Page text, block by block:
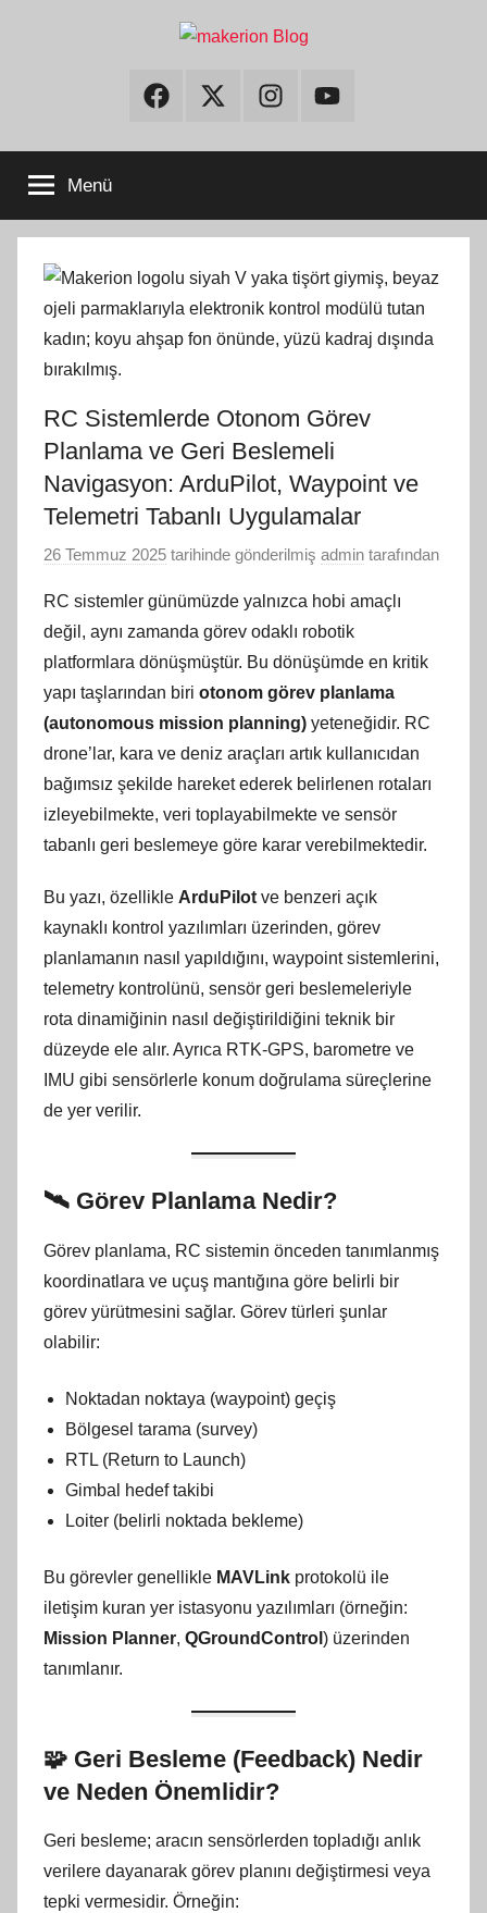
makerionFacebookTwitter InstagramYoutube
Menü
RC Sistemlerde Otonom Görev
Planlama ve Geri Beslemeli
Navigasyon: ArduPilot, Waypoint ve
Telemetri Tabanlı Uygulamalar
26 Temmuz 2025 tarihinde gönderilmiş admin tarafından
RC sistemler günümüzde yalnızca hobi amaçlı
değil, aynı zamanda görev odaklı robotik
platformlara dönüşmüştür. Bu dönüşümde en kritik
yapı taşlarından biri otonom görev planlama
(autonomous mission planning) yeteneğidir. RC
drone’lar, kara ve deniz araçları artık kullanıcıdan
bağımsız şekilde hareket ederek belirlenen rotaları
izleyebilmekte, veri toplayabilmekte ve sensör
tabanlı geri beslemeye göre karar verebilmektedir.
Bu yazı, özellikle ArduPilotve benzeri açık
kaynaklı kontrol yazılımları üzerinden, görev
planlamanın nasıl yapıldığını, waypoint sistemlerini,
telemetry kontrolünü, sensör geri beslemeleriyle
rota dinamiğinin nasıl değiştirildiğini teknik bir
düzeyde ele alır. Ayrıca RTK-GPS, barometre ve
IMU gibi sensörlerle konum doğrulama süreçlerine
de yer verilir.
🛰️ Görev Planlama Nedir?
Görev planlama, RC sistemin önceden tanımlanmış
koordinatlara ve uçuş mantığına göre belirli bir
görev yürütmesini sağlar. Görev türleri şunlar
olabilir:
Noktadan noktaya (waypoint) geçiş
Bölgesel tarama (survey)
RTL (Return to Launch)
Gimbal hedef takibi
Loiter (belirli noktada bekleme)
Bu görevler genellikle MAVLink protokolü ile
iletişim kuran yer istasyonu yazılımları (örneğin:
Mission Planner, QGroundControl ) üzerinden
tanımlanır.
🧩 Geri Besleme (Feedback) Nedir
ve Neden Önemlidir?
Geri besleme; aracın sensörlerden topladığı anlık
verilere dayanarak görev planını değiştirmesi veya
tepki vermesidir. Örneğin: